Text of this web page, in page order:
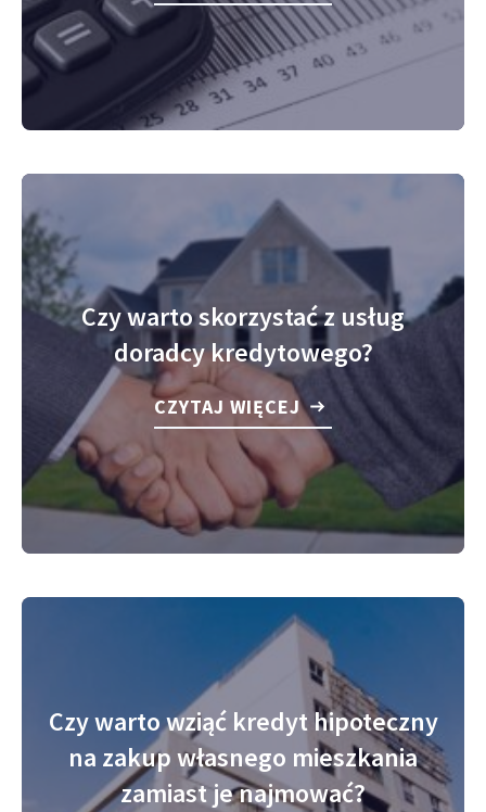
Czy warto skorzystać z usług
doradcy kredytowego?
CZYTAJ WIĘCEJ
Czy warto wziąć kredyt hipoteczny
na zakup własnego mieszkania
zamiast je najmować?